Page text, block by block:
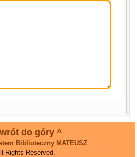
do góry ^
Biblioteczny MATEUSZ.
Rights Reserved.